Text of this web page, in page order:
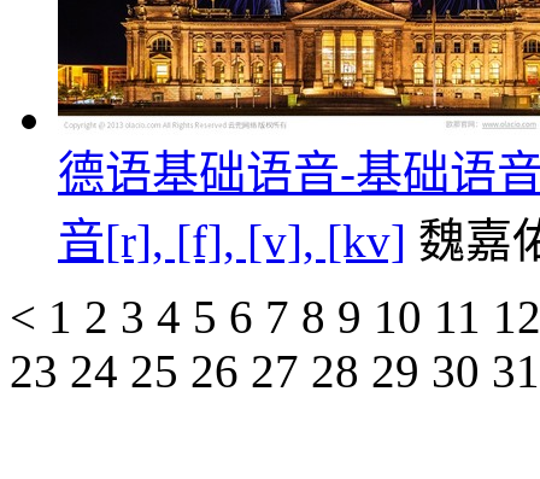
德语基础语音-基础语
音[r], [f], [v], [kv] 魏嘉
< 1 2 3 4 5 6 7 8 9 10 11
23 24 25 26 27 28 29 30